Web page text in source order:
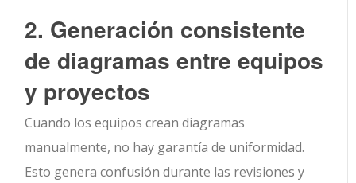
2. Generación consistente
de diagramas entre equipos
y proyectos
Cuando los equipos crean diagramas
manualmente, no hay garantía de uniformidad.
Esto genera confusión durante las revisiones y